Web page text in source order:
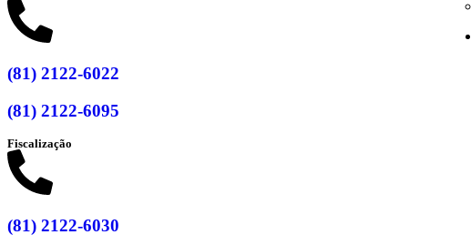
(81) 2122-6022
(81) 2122-6095
Fiscalização
(81) 2122-6030